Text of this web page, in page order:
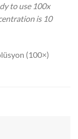
to use 100x
is 10
(100×)